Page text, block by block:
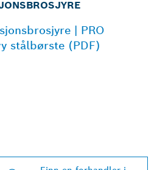
| PRO
stålbørste (PDF)